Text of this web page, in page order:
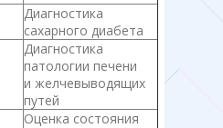
Диагностика
сахарного диабета
Диагностика
патологии печени
и желчевыводящих
путей
Оценка состояния